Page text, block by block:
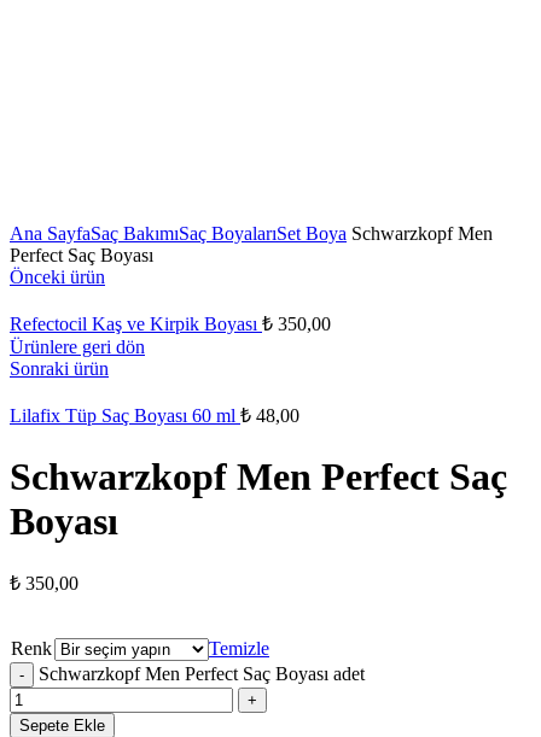
Ana SayfaSaç BakımıSaç BoyalarıSet Boya Schwarzkopf Men
Perfect Saç Boyası
Önceki ürün
Refectocil Kaş ve Kirpik Boyası ₺ 350,00
Ürünlere geri dön
Sonraki ürün
Lilafix Tüp Saç Boyası 60 ml ₺ 48,00
Schwarzkopf Men Perfect Saç
Boyası
₺ 350,00
Renk
Temizle
Schwarzkopf Men Perfect Saç Boyası adet
Sepete Ekle